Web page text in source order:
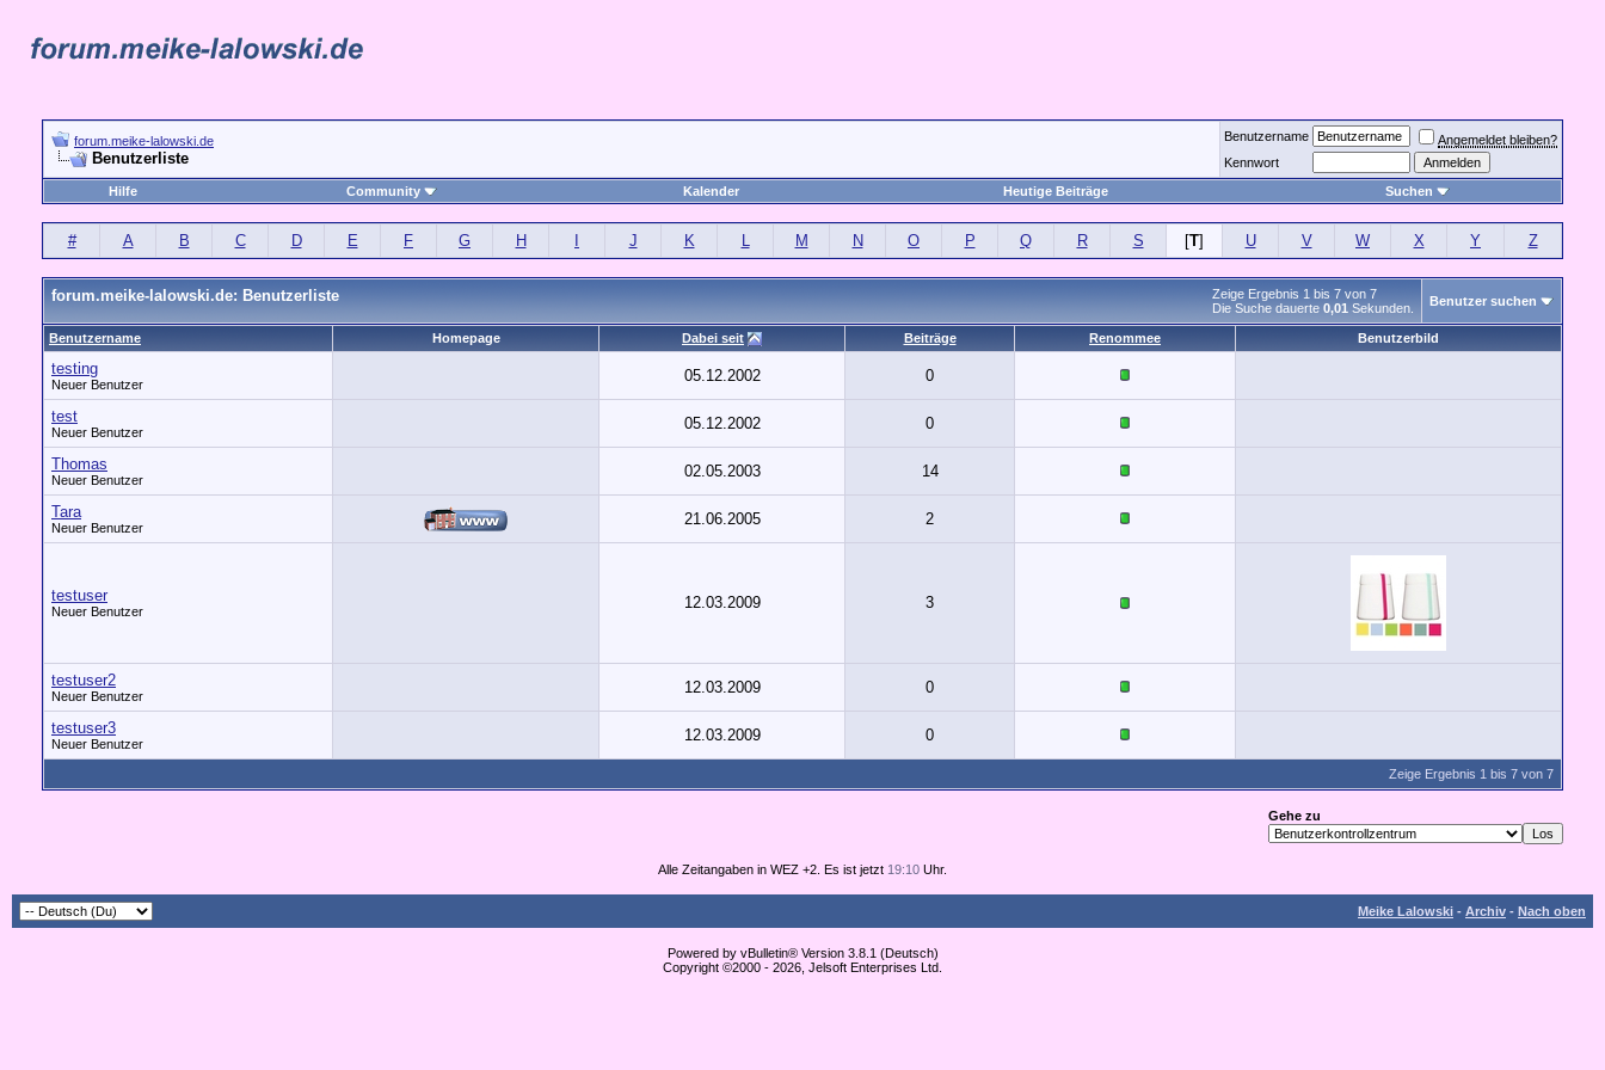
forum.meike-lalowski.de
Benutzerliste
Benutzername
Angemeldet bleiben?
Kennwort
Hilfe
Community Kalender Heutige Beiträge Suchen
# A B C D E F G H J K L M N O P Q R S [T] U V W X Y Z
Zeige Ergebnis 1 bis 7 von 7
Die Suche dauerte 0,01 Sekunden.
forum.meike-lalowski.de: Benutzerliste Benutzer suchen
Benutzername Homepage Dabei seit Beiträge Renommee Benutzerbild
testing
Neuer Benutzer 05.12.2002 0
test
Neuer Benutzer 05.12.2002 0
Thomas
Neuer Benutzer 02.05.2003 14
Tara
Neuer Benutzer 21.06.2005 2
testuser
Neuer Benutzer 12.03.2009 3
testuser2
Neuer Benutzer 12.03.2009 0
testuser3
Neuer Benutzer 12.03.2009 0
Zeige Ergebnis 1 bis 7 von 7
Gehe zu
Alle Zeitangaben in WEZ +2. Es ist jetzt 19:10 Uhr.
Meike Lalowski - Archiv - Nach oben
Powered by vBulletin® Version 3.8.1 (Deutsch)
Copyright ©2000 - 2026, Jelsoft Enterprises Ltd.